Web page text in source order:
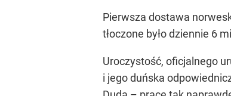
Pierwsza dostawa
tłoczone było dziennie 6
Uroczystość, oficjalnego
i jego duńska